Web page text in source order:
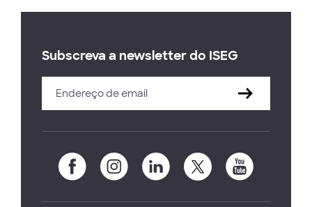
Subscreva a newsletter do ISEG